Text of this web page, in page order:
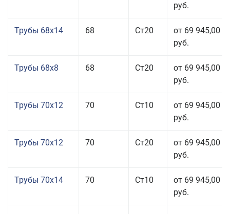
руб.
Трубы 68x14 68 Ст20
от 69 945,00
руб.
Трубы 68x8 68 Ст20
от 69 945,00
руб.
Трубы 70x12 70 Ст10
от 69 945,00
руб.
Трубы 70x12 70 Ст20
от 69 945,00
руб.
Трубы 70x14 70 Ст10
от 69 945,00
руб.